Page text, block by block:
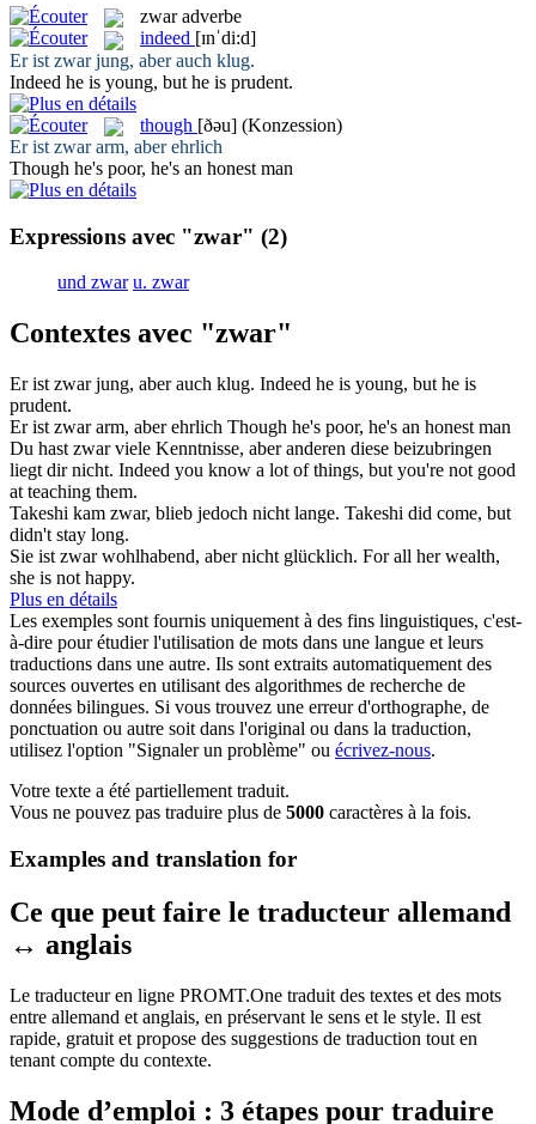
zwar adverbe
indeed [ɪnˈdi:d]
Er ist zwarjung, aber auch klug.
Indeed he is young, but he is prudent.
though [ðəu] (Konzession)
Er ist zwararm, aber ehrlich
Though he's poor, he's an honest man
Expressions avec "zwar" (2)
und zwar u. zwar
Contextes avec "zwar"
Er ist zwarjung, aber auch klug. Indeed he is young, but he is
prudent.
Er ist zwararm, aber ehrlich Though he's poor, he's an honest man
Du hast zwarviele Kenntnisse, aber anderen diese beizubringen
liegt dir nicht. Indeed you know a lot of things, but you're not good
at teaching them.
Takeshi kam zwar, blieb jedoch nicht lange. Takeshi did come, but
didn't stay long.
Sie ist zwarwohlhabend, aber nicht glücklich. For all her wealth,
she is not happy.
Plus en détails
Les exemples sont fournis uniquement à des fins linguistiques, c'est-
à-dire pour étudier l'utilisation de mots dans une langue et leurs
traductions dans une autre. Ils sont extraits automatiquement des
sources ouvertes en utilisant des algorithmes de recherche de
données bilingues. Si vous trouvez une erreur d'orthographe, de
ponctuation ou autre soit dans l'original ou dans la traduction,
utilisez l'option "Signaler un problème" ou écrivez-nous.
Votre texte a été partiellement traduit.
Vous ne pouvez pas traduire plus de 5000 caractères à la fois.
Examples and translation for
Ce que peut faire le traducteur allemand
↔ anglais
Le traducteur en ligne PROMT.One traduit des textes et des mots
entre allemand et anglais, en préservant le sens et le style. Il est
rapide, gratuit et propose des suggestions de traduction tout en
tenant compte du contexte.
Mode d’emploi : 3 étapes pour traduire